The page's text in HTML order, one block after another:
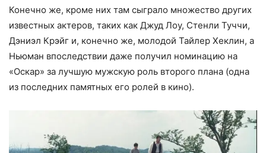
Конечно же, кроме них там сыграло множество других
известных актеров, таких как Джуд Лоу, Стенли Туччи,
Дэниэл Крэйг и, конечно же, молодой Тайлер Хеклин, а
Ньюман впоследствии даже получил номинацию на
«Оскар» за лучшую мужскую роль второго плана (одна
из последних памятных его ролей в кино).